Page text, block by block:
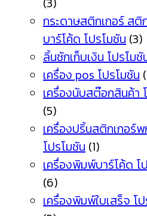
กระดาษสติกเกอร์ สติ
บาร์โค้ด โปรโมชัน (3)
ลิ้นชักเก็บเงิน โปรโมชั
เครื่อง pos โปรโมชัน
เครื่องนับสต๊อกสินค้า
(5)
เครื่องปริ้นสติกเกอร์
โปรโมชัน (1)
เครื่องพิมพ์บาร์โค้ด โ
(6)
เครื่องพิมพ์ใบเสร็จ โ